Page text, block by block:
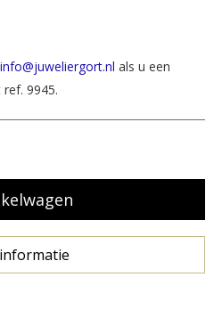
info@juweliergort.nl als u een
9945.